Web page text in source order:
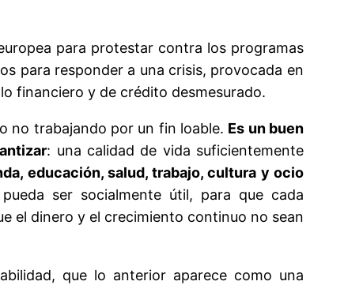
para protestar contra los programas
para responder a una crisis, provocada en
financiero y de crédito desmesurado.
no trabajando por un fin loable. Es un buen
: una calidad de vida suficientemente
educación, salud, trabajo, cultura y ocio
ser socialmente útil, para que cada
el dinero y el crecimiento continuo no sean
que lo anterior aparece como una